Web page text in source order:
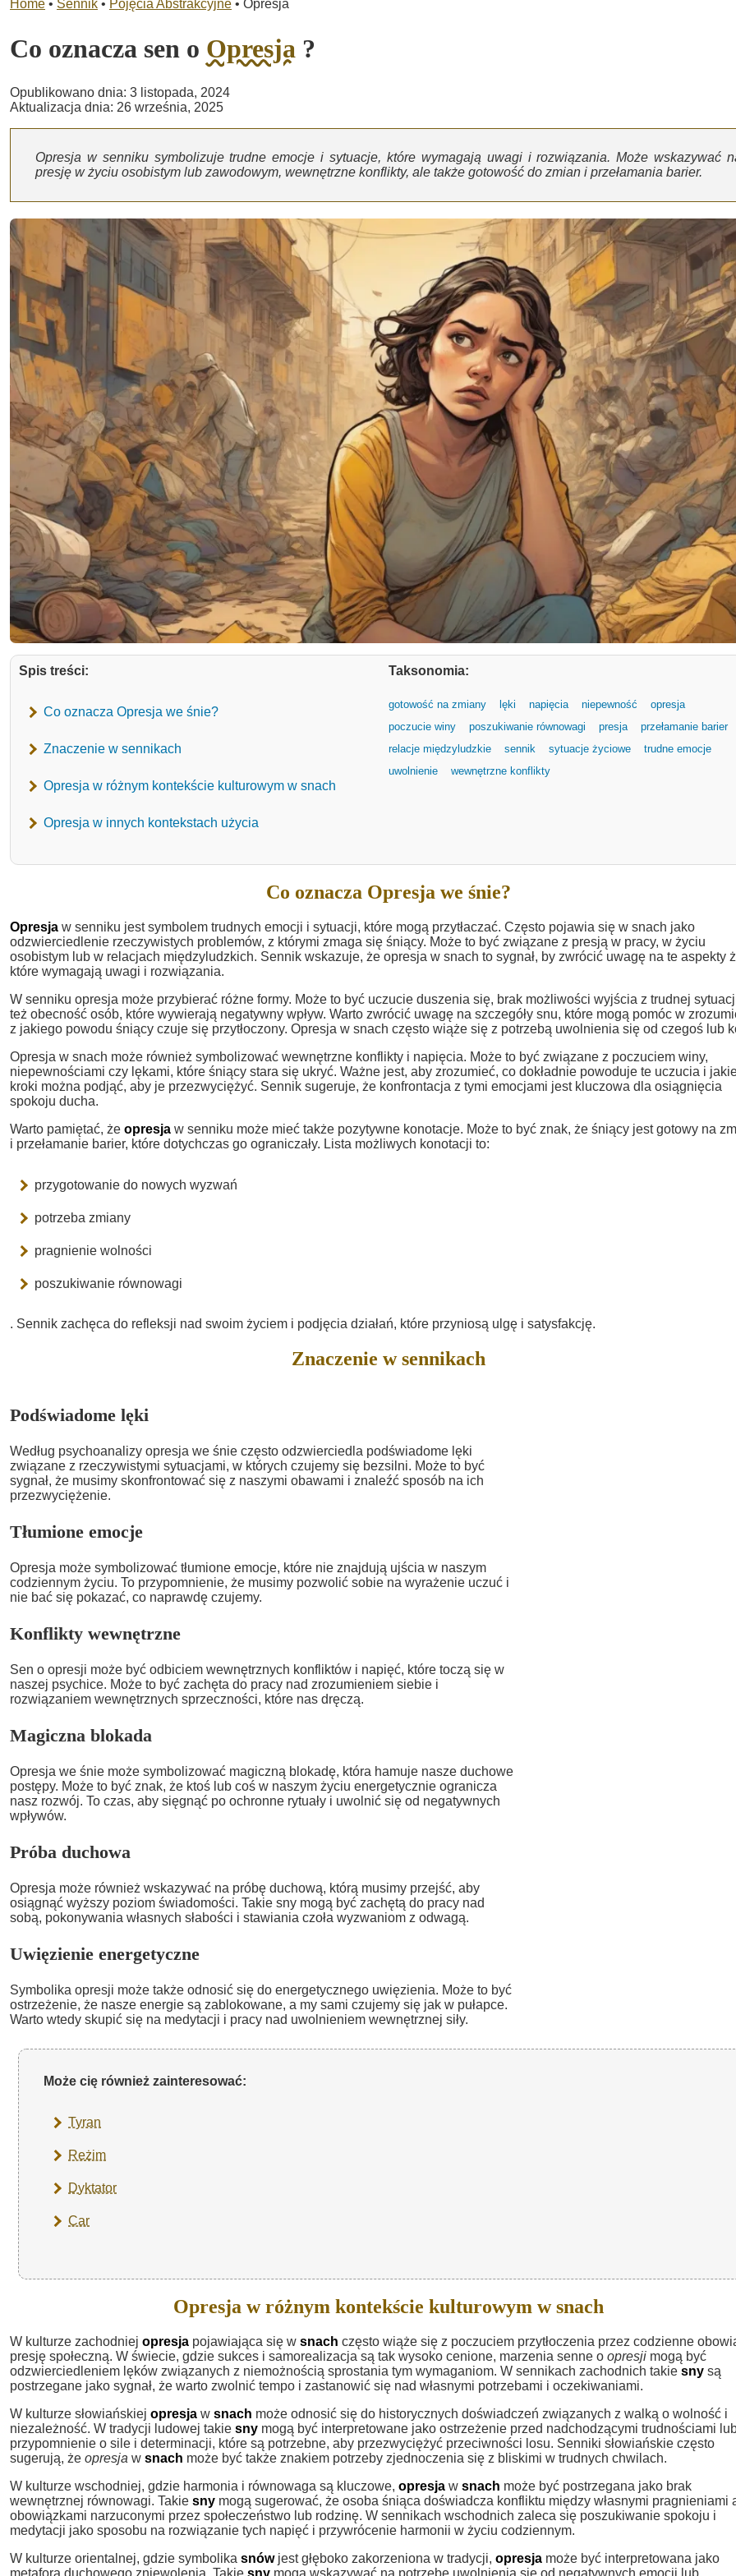
Home • Sennik • Pojęcia Abstrakcyjne • Opresja
Co oznacza sen o Opresja ?
Opublikowano dnia: 3 listopada, 2024
Aktualizacja dnia: 26 września, 2025
Opresja w senniku symbolizuje trudne emocje i sytuacje, które wymagają uwagi i rozwiązania. Może wskazywać
presję w życiu osobistym lub zawodowym, wewnętrzne konflikty, ale także gotowość do zmian i przełamania barier.
Spis treści:
Co oznacza Opresja we śnie?
Znaczenie w sennikach
Opresja w różnym kontekście kulturowym w snach
Opresja w innych kontekstach użycia
Taksonomia:
gotowość na zmiany lęki napięcia niepewność
opresja
poczucie winy
poszukiwanie równowagi presja
przełamanie barier
relacje międzyludzkie
sennik sytuacje życiowe
trudne emocje
uwolnienie
wewnętrzne konflikty
Co oznacza Opresja we śnie?
Opresja w senniku jest symbolem trudnych emocji i sytuacji, które mogą przytłaczać. Często pojawia się w snach jako
odzwierciedlenie rzeczywistych problemów, z którymi zmaga się śniący. Może to być związane z presją w pracy, w życiu
osobistym lub w relacjach międzyludzkich. Sennik wskazuje, że opresja w snach to sygnał, by zwrócić uwagę na te aspekty
które wymagają uwagi i rozwiązania.
W senniku opresja może przybierać różne formy. Może to być uczucie duszenia się, brak możliwości wyjścia z trudnej
też obecność osób, które wywierają negatywny wpływ. Warto zwrócić uwagę na szczegóły snu, które mogą pomóc w
z jakiego powodu śniący czuje się przytłoczony. Opresja w snach często wiąże się z potrzebą uwolnienia się od czegoś lub
Opresja w snach może również symbolizować wewnętrzne konflikty i napięcia. Może to być związane z poczuciem winy,
niepewnościami czy lękami, które śniący stara się ukryć. Ważne jest, aby zrozumieć, co dokładnie powoduje te uczucia i
kroki można podjąć, aby je przezwyciężyć. Sennik sugeruje, że konfrontacja z tymi emocjami jest kluczowa dla osiągnięcia
spokoju ducha.
Warto pamiętać, że opresja w senniku może mieć także pozytywne konotacje. Może to być znak, że śniący jest gotowy na
i przełamanie barier, które dotychczas go ograniczały. Lista możliwych konotacji to:
przygotowanie do nowych wyzwań
potrzeba zmiany
pragnienie wolności
poszukiwanie równowagi
. Sennik zachęca do refleksji nad swoim życiem i podjęcia działań, które przyniosą ulgę i satysfakcję.
Znaczenie w sennikach
Podświadome lęki
Według psychoanalizy opresja we śnie często odzwierciedla podświadome lęki
związane z rzeczywistymi sytuacjami, w których czujemy się bezsilni. Może to być
sygnał, że musimy skonfrontować się z naszymi obawami i znaleźć sposób na ich
przezwyciężenie.
Tłumione emocje
Opresja może symbolizować tłumione emocje, które nie znajdują ujścia w naszym
codziennym życiu. To przypomnienie, że musimy pozwolić sobie na wyrażenie uczuć i
nie bać się pokazać, co naprawdę czujemy.
Konflikty wewnętrzne
Sen o opresji może być odbiciem wewnętrznych konfliktów i napięć, które toczą się w
naszej psychice. Może to być zachęta do pracy nad zrozumieniem siebie i
rozwiązaniem wewnętrznych sprzeczności, które nas dręczą.
Magiczna blokada
Opresja we śnie może symbolizować magiczną blokadę, która hamuje nasze duchowe
postępy. Może to być znak, że ktoś lub coś w naszym życiu energetycznie ogranicza
nasz rozwój. To czas, aby sięgnąć po ochronne rytuały i uwolnić się od negatywnych
wpływów.
Próba duchowa
Opresja może również wskazywać na próbę duchową, którą musimy przejść, aby
osiągnąć wyższy poziom świadomości. Takie sny mogą być zachętą do pracy nad
sobą, pokonywania własnych słabości i stawiania czoła wyzwaniom z odwagą.
Uwięzienie energetyczne
Symbolika opresji może także odnosić się do energetycznego uwięzienia. Może to być
ostrzeżenie, że nasze energie są zablokowane, a my sami czujemy się jak w pułapce.
Warto wtedy skupić się na medytacji i pracy nad uwolnieniem wewnętrznej siły.
Może cię również zainteresować:
Tyran
Reżim
Dyktator
Car
Opresja w różnym kontekście kulturowym w snach
W kulturze zachodniej opresja pojawiająca się w snach często wiąże się z poczuciem przytłoczenia przez codzienne
presję społeczną. W świecie, gdzie sukces i samorealizacja są tak wysoko cenione, marzenia senne o opresji mogą być
odzwierciedleniem lęków związanych z niemożnością sprostania tym wymaganiom. W sennikach zachodnich takie sny są
postrzegane jako sygnał, że warto zwolnić tempo i zastanowić się nad własnymi potrzebami i oczekiwaniami.
W kulturze słowiańskiej opresja w snach może odnosić się do historycznych doświadczeń związanych z walką o wolność i
niezależność. W tradycji ludowej takie sny mogą być interpretowane jako ostrzeżenie przed nadchodzącymi trudnościami
przypomnienie o sile i determinacji, które są potrzebne, aby przezwyciężyć przeciwności losu. Senniki słowiańskie często
sugerują, że opresja w snach może być także znakiem potrzeby zjednoczenia się z bliskimi w trudnych chwilach.
W kulturze wschodniej, gdzie harmonia i równowaga są kluczowe, opresja w snach może być postrzegana jako brak
wewnętrznej równowagi. Takie sny mogą sugerować, że osoba śniąca doświadcza konfliktu między własnymi pragnieniami
obowiązkami narzuconymi przez społeczeństwo lub rodzinę. W sennikach wschodnich zaleca się poszukiwanie spokoju i
medytacji jako sposobu na rozwiązanie tych napięć i przywrócenie harmonii w życiu codziennym.
W kulturze orientalnej, gdzie symbolika snówjest głęboko zakorzeniona w tradycji, opresja może być interpretowana jako
metafora duchowego zniewolenia. Takie sny mogą wskazywać na potrzebę uwolnienia się od negatywnych emocji lub